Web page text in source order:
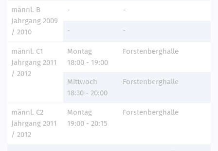
männl. B
Jahrgang 2009
/ 2010
- -
- -
männl. C1
Jahrgang 2011
/ 2012
Montag
18:00 - 19:00
Forstenberghalle
Mittwoch
18:30 - 20:00
Forstenberghalle
männl. C2
Jahrgang 2011
/ 2012
Montag
19:00 - 20:15
Forstenberghalle